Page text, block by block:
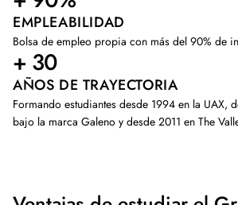
EMPLEABILIDAD
Bolsa de empleo propia con más del 90% de
+ 30
AÑOS DE TRAYECTORIA
Formando estudiantes desde 1994 en la UAX,
bajo la marca Galeno y desde 2011 en The